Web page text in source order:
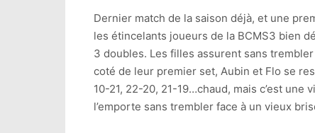
Dernier match de la saison déjà, et une
les étincelants joueurs de la BCMS3 bien
3 doubles. Les filles assurent sans
coté de leur premier set, Aubin et Flo se
10-21, 22-20, 21-19…chaud, mais c’est
l’emporte sans trembler face à un vieux